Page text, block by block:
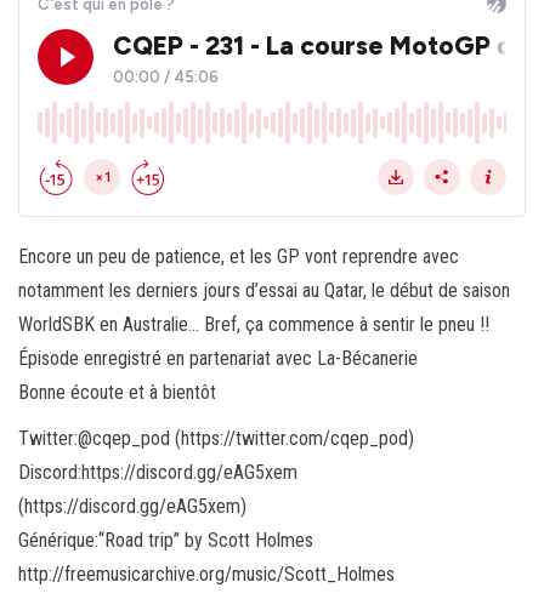
Encore un peu de patience, et les GP vont reprendre avec
notamment les derniers jours d’essai au Qatar, le début de saison
WorldSBK en Australie… Bref, ça commence à sentir le pneu !!
Épisode enregistré en partenariat avec La-Bécanerie
Bonne écoute et à bientôt
Twitter:@cqep_pod (https://twitter.com/cqep_pod)
Discord:https://discord.gg/eAG5xem
(https://discord.gg/eAG5xem)
Générique:“Road trip” by Scott Holmes
http://freemusicarchive.org/music/Scott_Holmes